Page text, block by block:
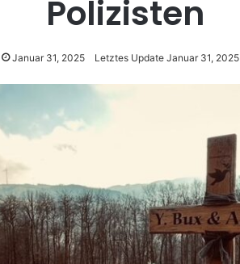
Polizisten
Januar 31, 2025 Letztes Update Januar 31, 2025